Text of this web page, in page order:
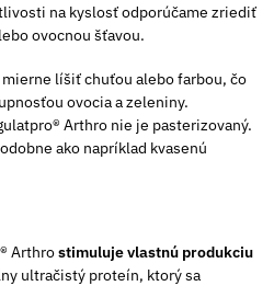
na kyslosť odporúčame zriediť
ovocnou šťavou.
mierne líšiť chuťou alebo farbou, čo
ovocia a zeleniny.
Arthro nie je pasterizovaný.
ako napríklad kvasenú
Arthrostimuluje vlastnú produkciu
ultračistý proteín, ktorý sa